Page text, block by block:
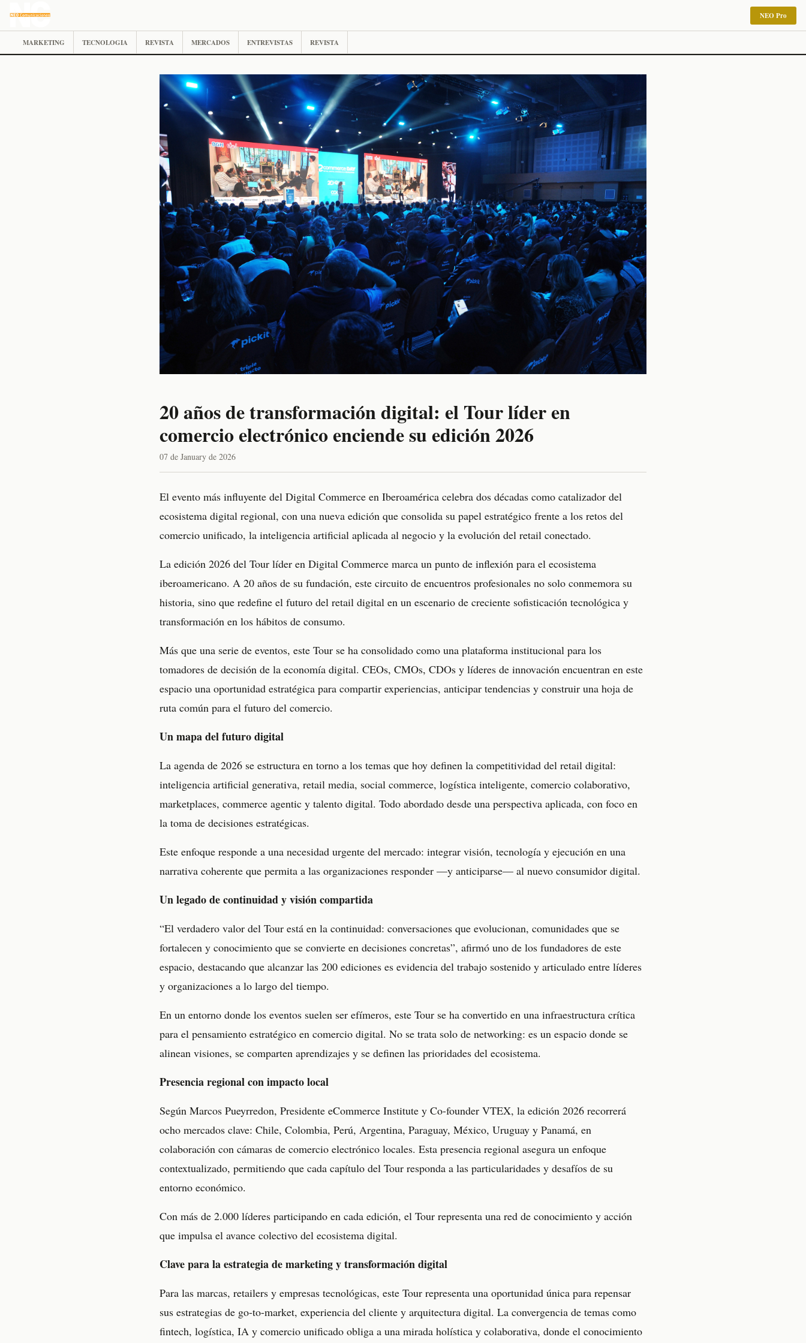
NEO Pro
MARKETING TECNOLOGIA REVISTA MERCADOS ENTREVISTAS REVISTA
20 años de transformación digital: el Tour líder en
comercio electrónico enciende su edición 2026
07 de January de 2026
El evento más influyente del Digital Commerce en Iberoamérica celebra dos décadas como catalizador del
ecosistema digital regional, con una nueva edición que consolida su papel estratégico frente a los retos del
comercio unificado, la inteligencia artificial aplicada al negocio y la evolución del retail conectado.
La edición 2026 del Tour líder en Digital Commerce marca un punto de inflexión para el ecosistema
iberoamericano. A 20 años de su fundación, este circuito de encuentros profesionales no solo conmemora su
historia, sino que redefine el futuro del retail digital en un escenario de creciente sofisticación tecnológica y
transformación en los hábitos de consumo.
Más que una serie de eventos, este Tour se ha consolidado como una plataforma institucional para los
tomadores de decisión de la economía digital. CEOs, CMOs, CDOs y líderes de innovación encuentran en este
espacio una oportunidad estratégica para compartir experiencias, anticipar tendencias y construir una hoja de
ruta común para el futuro del comercio.
Un mapa del futuro digital
La agenda de 2026 se estructura en torno a los temas que hoy definen la competitividad del retail digital:
inteligencia artificial generativa, retail media, social commerce, logística inteligente, comercio colaborativo,
marketplaces, commerce agentic y talento digital. Todo abordado desde una perspectiva aplicada, con foco en
la toma de decisiones estratégicas.
Este enfoque responde a una necesidad urgente del mercado: integrar visión, tecnología y ejecución en una
narrativa coherente que permita a las organizaciones responder —y anticiparse— al nuevo consumidor digital.
Un legado de continuidad y visión compartida
“El verdadero valor del Tour está en la continuidad: conversaciones que evolucionan, comunidades que se
fortalecen y conocimiento que se convierte en decisiones concretas”, afirmó uno de los fundadores de este
espacio, destacando que alcanzar las 200 ediciones es evidencia del trabajo sostenido y articulado entre líderes
y organizaciones a lo largo del tiempo.
En un entorno donde los eventos suelen ser efímeros, este Tour se ha convertido en una infraestructura crítica
para el pensamiento estratégico en comercio digital. No se trata solo de networking: es un espacio donde se
alinean visiones, se comparten aprendizajes y se definen las prioridades del ecosistema.
Presencia regional con impacto local
Según Marcos Pueyrredon, Presidente eCommerce Institute y Co-founder VTEX, la edición 2026 recorrerá
ocho mercados clave: Chile, Colombia, Perú, Argentina, Paraguay, México, Uruguay y Panamá, en
colaboración con cámaras de comercio electrónico locales. Esta presencia regional asegura un enfoque
contextualizado, permitiendo que cada capítulo del Tour responda a las particularidades y desafíos de su
entorno económico.
Con más de 2.000 líderes participando en cada edición, el Tour representa una red de conocimiento y acción
que impulsa el avance colectivo del ecosistema digital.
Clave para la estrategia de marketing y transformación digital
Para las marcas, retailers y empresas tecnológicas, este Tour representa una oportunidad única para repensar
sus estrategias de go-to-market, experiencia del cliente y arquitectura digital. La convergencia de temas como
fintech, logística, IA y comercio unificado obliga a una mirada holística y colaborativa, donde el conocimiento